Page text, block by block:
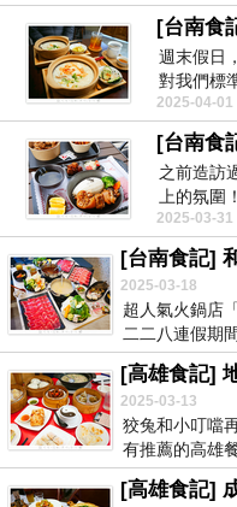
週末假日
對我們標
靜享用一
2025-04-01
之前造訪
上的氛
咖啡廳，
2025-03-31
2025-03-18
超人氣火鍋店
二二八連假期
店員...
2025-03-13
狡兔和小叮噹
有推薦的高雄
精...